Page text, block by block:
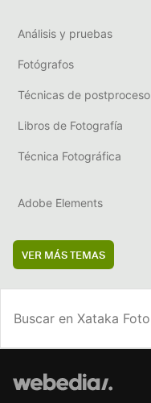
Análisis y pruebas
Fotógrafos
Técnicas de postproceso
Libros de Fotografía
Técnica Fotográfica
Adobe Elements
VER MÁS TEMAS